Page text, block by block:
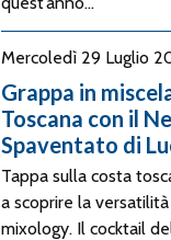
Mercoledì 29 Luglio
Grappa in
Toscana con il
Spaventato di
Tappa sulla costa
a scoprire la
mixology. Il cocktail